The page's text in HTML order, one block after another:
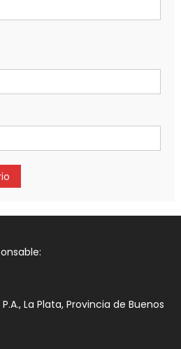
La Plata, Provincia de Buenos